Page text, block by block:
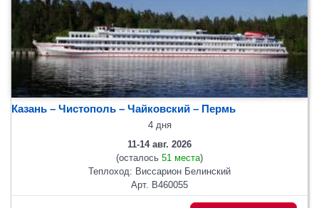
Казань – Чистополь – Чайковский – Пермь
4 дня
11-14 авг. 2026
(осталось 51 места)
Теплоход: Виссарион Белинский
Арт. В460055